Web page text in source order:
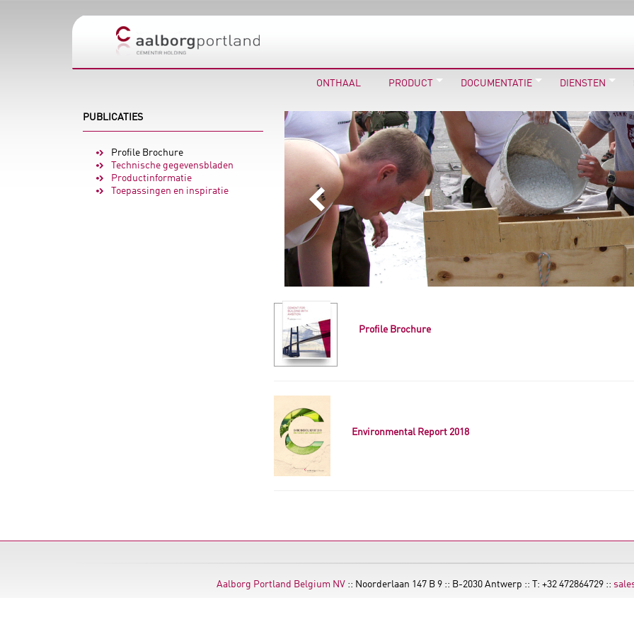
ONTHAAL PRODUCT DOCUMENTATIE DIENSTEN
PUBLICATIES
Profile Brochure
Technische gegevensbladen
Productinformatie
Toepassingen en inspiratie
Profile Brochure
Environmental Report 2018
Aalborg Portland Belgium NV:: Noorderlaan 147 B 9 :: B-2030 Antwerp :: T: +32 472864729 ::